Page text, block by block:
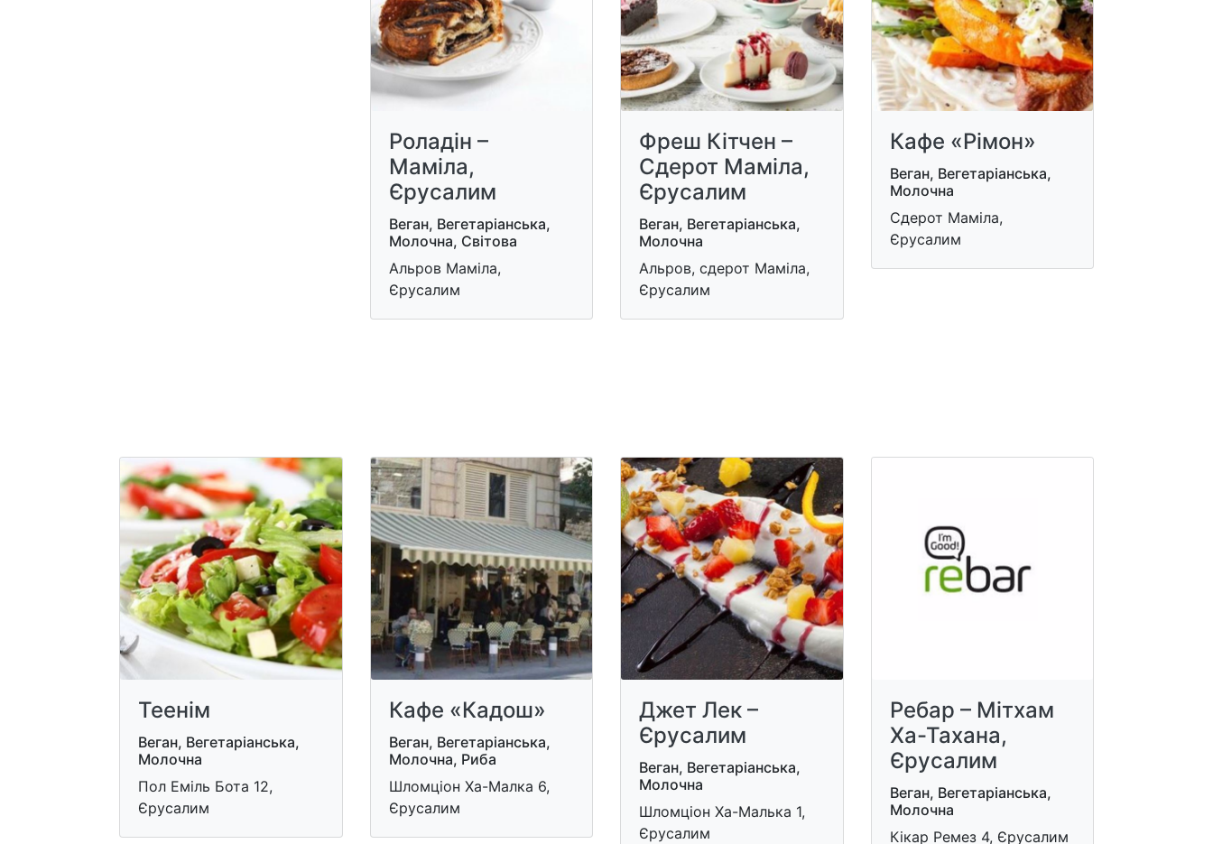
Роладін –
Маміла,
Єрусалим
Веган, Вегетаріанська,
Молочна, Світова
Альров Маміла,
Єрусалим
Фреш Кітчен –
Сдерот Маміла,
Єрусалим
Веган, Вегетаріанська,
Молочна
Альров, сдерот Маміла,
Єрусалим
Кафе «Рімон»
Веган, Вегетаріанська,
Молочна
Сдерот Маміла,
Єрусалим
Теенім
Веган, Вегетаріанська,
Молочна
Пол Еміль Бота 12,
Єрусалим
Кафе «Кадош»
Веган, Вегетаріанська,
Молочна, Риба
Шломціон Ха-Малка 6,
Єрусалим
Джет Лек –
Єрусалим
Веган, Вегетаріанська,
Молочна
Шломціон Ха-Малька 1,
Єрусалим
Ребар – Мітхам
Ха-Тахана,
Єрусалим
Веган, Вегетаріанська,
Молочна
Кікар Ремез 4, Єрусалим